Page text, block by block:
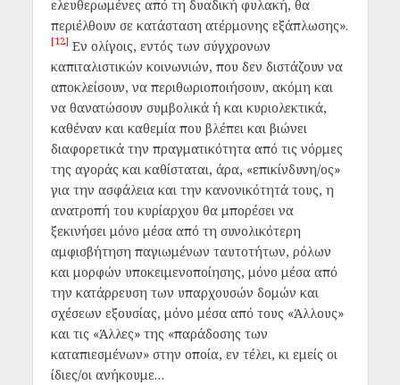
ελευθερωμένες από τη δυαδική φυλακή, θα
περιέλθουν σε κατάσταση ατέρμονης εξάπλωσης».
[12] Εν ολίγοις, εντός των σύγχρονων
καπιταλιστικών κοινωνιών, που δεν διστάζουν να
αποκλείσουν, να περιθωριοποιήσουν, ακόμη και
να θανατώσουν συμβολικά ή και κυριολεκτικά,
καθέναν και καθεμία που βλέπει και βιώνει
διαφορετικά την πραγματικότητα από τις νόρμες
της αγοράς και καθίσταται, άρα, «επικίνδυνη/ος»
για την ασφάλεια και την κανονικότητά τους, η
ανατροπή του κυρίαρχου θα μπορέσει να
ξεκινήσει μόνο μέσα από τη συνολικότερη
αμφισβήτηση παγιωμένων ταυτοτήτων, ρόλων
και μορφών υποκειμενοποίησης, μόνο μέσα από
την κατάρρευση των υπαρχουσών δομών και
σχέσεων εξουσίας, μόνο μέσα από τους «Άλλους»
και τις «Άλλες» της «παράδοσης των
καταπιεσμένων» στην οποία, εν τέλει, κι εμείς οι
ίδιες/οι ανήκουμε…